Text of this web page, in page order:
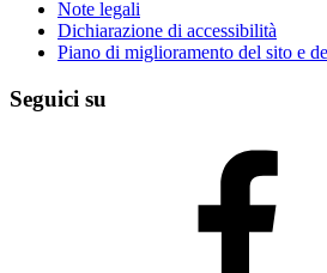
Note legali
Dichiarazione di accessibilità
Piano di miglioramento del sito e
Seguici su